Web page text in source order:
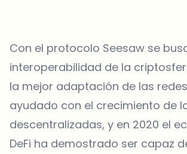
Con el protocolo Seesaw se
interoperabilidad de la
la mejor adaptación de las
ayudado con el crecimiento de
descentralizadas, y en 2020 el
DeFi ha demostrado ser capaz